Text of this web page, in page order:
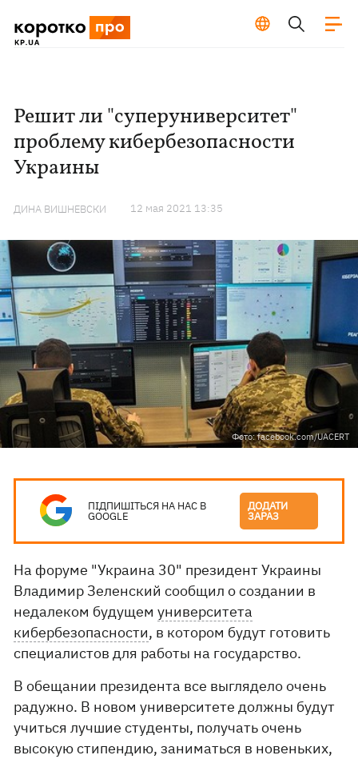
Решит ли "суперуниверситет"
проблему кибербезопасности
Украины
ДИНА ВИШНЕВСКИ 12 мая 2021 13:35
Фото: facebook.com/UACERT
ПІДПИШІТЬСЯ НА НАС В
GOOGLE
ДОДАТИ
ЗАРАЗ
На форуме "Украина 30" президент Украины
Владимир Зеленский сообщил о создании в
недалеком будущемуниверситета
кибербезопасности, в котором будут готовить
специалистов для работы на государство.
В обещании президента все выглядело очень
радужно. В новом университете должны будут
учиться лучшие студенты, получать очень
высокую стипендию, заниматься в новеньких,